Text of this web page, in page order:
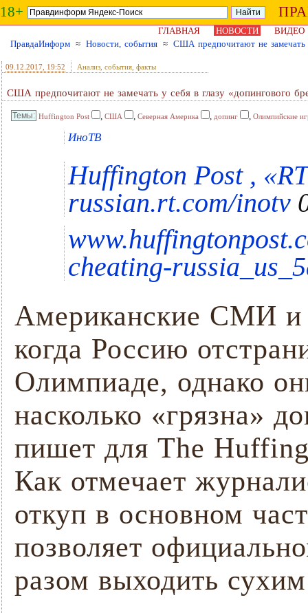
18+
ГЛАВНАЯ НОВОСТИ
ВИДЕО
ПравдаИнформ ≈ Новости, события ≈ США предпочитают не замечать
09.12.2017 , 19:52 Анализ, события, факты
США предпочитают не замечать у себя в глазу «допингового
Huffington Post , США , Северная Америка , допинг , Олимпийские
ИноТВ
Huffington Post ,
russian.rt.com/inotv
cheating-
Американские СМИ и
когда Россию
Олимпиаде, однако
насколько «грязна»
пишет для The
Как отмечает
откуп в основном
позволяет
разом выходить